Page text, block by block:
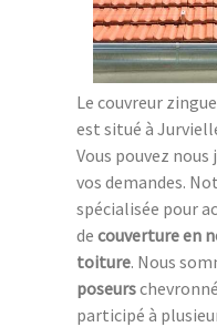
Le couvreur
est situé à
Vous pouvez
vos demandes.
spécialisée pour
de couverture en
toiture. Nous
poseurs
participé à